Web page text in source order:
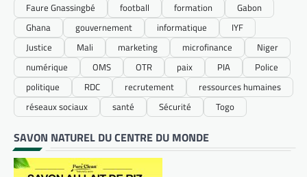
Faure Gnassingbé
football formation
Gabon
Ghana
gouvernement informatique
IYF
Justice
Mali marketing microfinance
Niger
numérique
OMS OTR paix PIA
Police
politique
RDC recrutement
ressources humaines
réseaux sociaux
santé Sécurité Togo
SAVON NATUREL DU CENTRE DU MONDE